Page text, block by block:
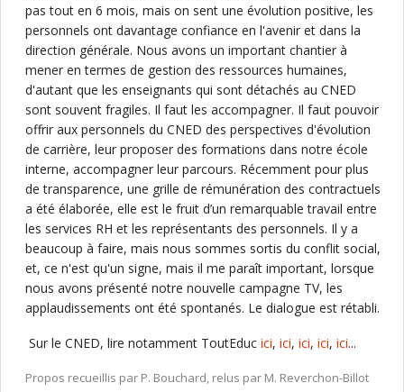
pas tout en 6 mois, mais on sent une évolution positive, les
personnels ont davantage confiance en l'avenir et dans la
direction générale. Nous avons un important chantier à
mener en termes de gestion des ressources humaines,
d'autant que les enseignants qui sont détachés au CNED
sont souvent fragiles. Il faut les accompagner. Il faut pouvoir
offrir aux personnels du CNED des perspectives d'évolution
de carrière, leur proposer des formations dans notre école
interne, accompagner leur parcours. Récemment pour plus
de transparence, une grille de rémunération des contractuels
a été élaborée, elle est le fruit d’un remarquable travail entre
les services RH et les représentants des personnels. Il y a
beaucoup à faire, mais nous sommes sortis du conflit social,
et, ce n'est qu'un signe, mais il me paraît important, lorsque
nous avons présenté notre nouvelle campagne TV, les
applaudissements ont été spontanés. Le dialogue est rétabli.
Sur le CNED, lire notamment ToutEduc ici, ici, ici, ici, ici...
Propos recueillis par P. Bouchard, relus par M. Reverchon-Billot